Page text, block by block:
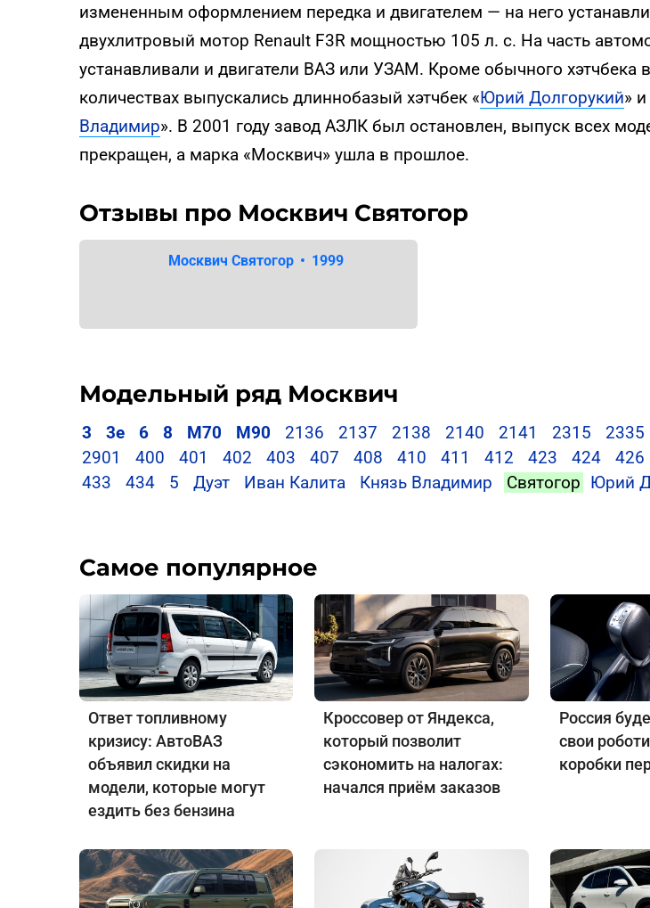
измененным оформлением передка и двигателем — на него
двухлитровый мотор Renault F3R мощностью 105 л. с. На часть
устанавливали и двигатели ВАЗ или УЗАМ. Кроме обычного хэтчбека
количествах выпускались длиннобазый хэтчбек «Юрий Долгорукий»
Владимир». В 2001 году завод АЗЛК был остановлен, выпуск всех
прекращен, а марка «Москвич» ушла в прошлое.
Отзывы про Москвич Святогор
Москвич Святогор • 1999
Модельный ряд Москвич
3 3е 6 8 М70 М90 2136 2137 2138 2140 2141 2315 2335
2901
400 401 402 403 407 408 410 411 412 423 424 426
433
434 5 Дуэт Иван Калита Князь Владимир Святогор Юрий
Самое популярное
Ответ топливному
кризису: АвтоВАЗ
объявил скидки на
модели, которые могут
ездить без бензина
Кроссовер от Яндекса,
который позволит
сэкономить на налогах:
начался приём заказов
Россия
свои
коробки